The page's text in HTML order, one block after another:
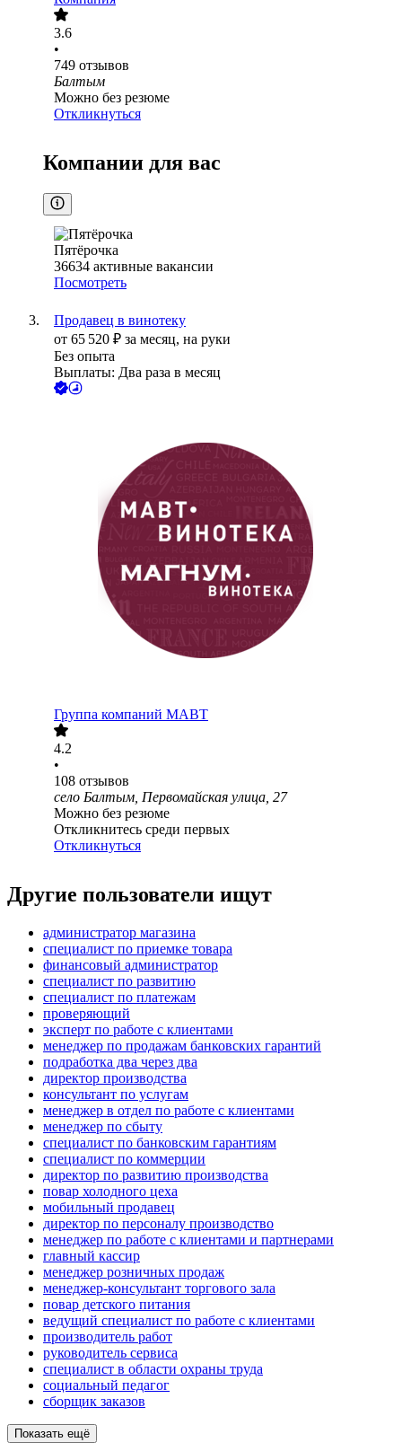
3.6
•
749 отзывов
Балтым
Можно без резюме
Откликнуться
Компании для вас
Пятёрочка
36634 активные вакансии
Посмотреть
Продавец в винотеку
от 65 520 ₽ за месяц, на руки
Без опыта
Выплаты: Два раза в месяц
Группа компаний МАВТ
4.2
•
108 отзывов
село Балтым, Первомайская улица, 27
Можно без резюме
Откликнитесь среди первых
Откликнуться
Другие пользователи ищут
администратор магазина
специалист по приемке товара
финансовый администратор
специалист по развитию
специалист по платежам
проверяющий
эксперт по работе с клиентами
менеджер по продажам банковских гарантий
подработка два через два
директор производства
консультант по услугам
менеджер в отдел по работе с клиентами
менеджер по сбыту
специалист по банковским гарантиям
специалист по коммерции
директор по развитию производства
повар холодного цеха
мобильный продавец
директор по персоналу производство
менеджер по работе с клиентами и партнерами
главный кассир
менеджер розничных продаж
менеджер-консультант торгового зала
повар детского питания
ведущий специалист по работе с клиентами
производитель работ
руководитель сервиса
специалист в области охраны труда
социальный педагог
сборщик заказов
Показать ещё